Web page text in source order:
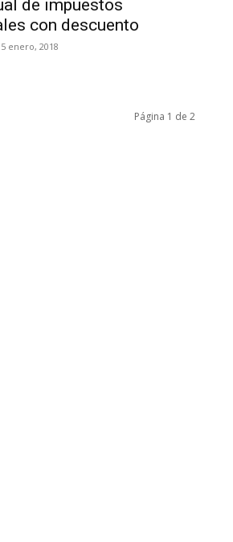
de impuestos
con descuento
enero, 2018
Página 1 de 2